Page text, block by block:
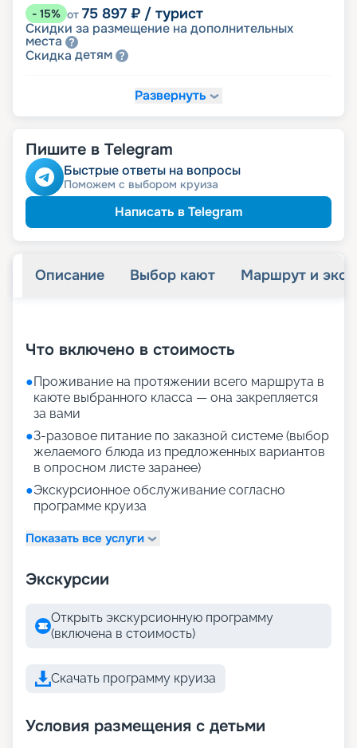
- 15% от 75 897 ₽ / турист
Скидки за размещение на дополнительных
места
Скидка детям
₽/ турист
Скидкамолодожёнам
Развернуть
Пишите в Telegram
Быстрые ответы на вопросы
Поможем с выбором круиза
Написать в Telegram
Описание Выбор кают Маршрут и
Что включено в стоимость
●Проживание на протяжении всего маршрута в
каюте выбранного класса — она закрепляется
за вами
●3-разовое питание по заказной системе (выбор
желаемого блюда из предложенных вариантов
в опросном листе заранее)
●Экскурсионное обслуживание согласно
программе круиза
Показать все услуги
Экскурсии
Открыть экскурсионную программу
(включена в стоимость)
Скачать программу круиза
Условия размещения с детьми